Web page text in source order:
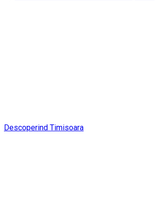
Post
Descoperind Timisoara